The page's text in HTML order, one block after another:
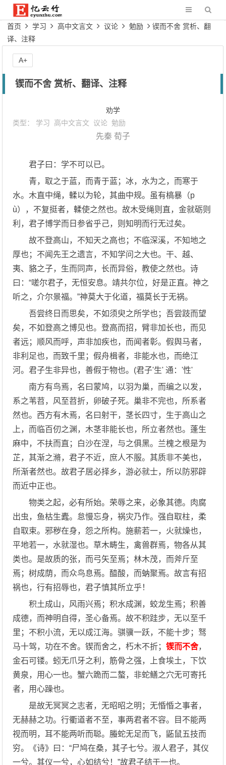
首页 学习 高中文言文 议论 勉励
锲而不舍 赏析、翻
译、注释
锲而不舍 赏析、翻译、注释
劝学
类型： 学习 高中文言文 议论 勉励
先秦 荀子
君子曰：学不可以已。
青，取之于蓝，而青于蓝；冰，水为之，而寒于
水。木直中绳，輮以为轮，其曲中规。虽有槁暴（p
ù），不复挺者，輮使之然也。故木受绳则直，金就砺则
利，君子博学而日参省乎己，则知明而行无过矣。
故不登高山，不知天之高也；不临深溪，不知地之
厚也；不闻先王之遗言，不知学问之大也。干、越、
夷、貉之子，生而同声，长而异俗，教使之然也。诗
曰：“嗟尔君子，无恒安息。靖共尔位，好是正直。神之
听之，介尔景福。”神莫大于化道，福莫长于无祸。
吾尝终日而思矣，不如须臾之所学也；吾尝跂而望
矣，不如登高之博见也。登高而招，臂非加长也，而见
者远；顺风而呼，声非加疾也，而闻者彰。假舆马者，
非利足也，而致千里；假舟楫者，非能水也，而绝江
河。君子生非异也，善假于物也。(君子'生' 通：'性'
南方有鸟焉，名曰蒙鸠，以羽为巢，而编之以发，
系之苇苕，风至苕折，卵破子死。巢非不完也，所系者
然也。西方有木焉，名曰射干，茎长四寸，生于高山之
上，而临百仞之渊，木茎非能长也，所立者然也。蓬生
麻中，不扶而直；白沙在涅，与之俱黑。兰槐之根是为
芷，其渐之滫，君子不近，庶人不服。其质非不美也，
所渐者然也。故君子居必择乡，游必就士，所以防邪辟
而近中正也。
物类之起，必有所始。荣辱之来，必象其德。肉腐
出虫，鱼枯生蠹。怠慢忘身，祸灾乃作。强自取柱，柔
自取束。邪秽在身，怨之所构。施薪若一，火就燥也，
平地若一，水就湿也。草木畴生，禽兽群焉，物各从其
类也。是故质的张，而弓矢至焉；林木茂，而斧斤至
焉；树成荫，而众鸟息焉。醯酸，而蚋聚焉。故言有招
祸也，行有招辱也，君子慎其所立乎！
积土成山，风雨兴焉；积水成渊，蛟龙生焉；积善
成德，而神明自得，圣心备焉。故不积跬步，无以至千
里；不积小流，无以成江海。骐骥一跃，不能十步；驽
马十驾，功在不舍。锲而舍之，朽木不折；锲而不舍，
金石可镂。蚓无爪牙之利，筋骨之强，上食埃土，下饮
黄泉，用心一也。蟹六跪而二螯，非蛇鳝之穴无可寄托
者，用心躁也。
是故无冥冥之志者，无昭昭之明；无惛惛之事者，
无赫赫之功。行衢道者不至，事两君者不容。目不能两
视而明，耳不能两听而聪。螣蛇无足而飞，鼫鼠五技而
穷。《诗》曰：“尸鸠在桑，其子七兮。淑人君子，其仪
一兮。其仪一兮，心如结兮！”故君子结于一也。
A+